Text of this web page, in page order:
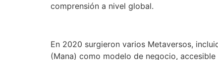
comprensión a nivel global.
En 2020 surgieron varios Metaversos,
(Mana) como modelo de negocio,